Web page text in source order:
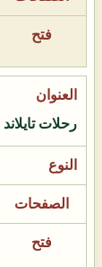
رحلات